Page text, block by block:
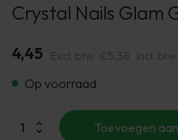
Crystal Nails Glam
4,45 Excl. btw €5,38 Incl. btw
Op voorraad
Toevoegen